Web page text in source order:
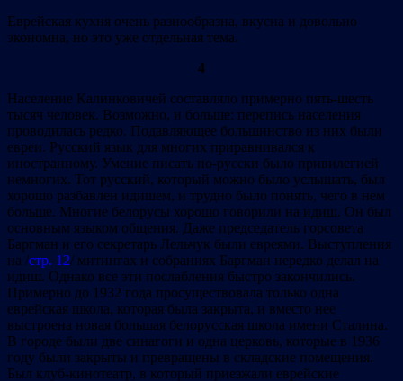
Еврейская кухня очень разнообразна, вкусна и довольно
экономна, но это уже отдельная тема.
4
Население Калинковичей составляло примерно пять-шесть
тысяч человек. Возможно, и больше: перепись населения
проводилась редко. Подавляющее большинство из них были
евреи. Русский язык для многих приравнивался к
иностранному. Умение писать по-русски было привилегией
немногих. Тот русский, который можно было услышать, был
хорошо разбавлен идишем, и трудно было понять, чего в нем
больше. Многие белорусы хорошо говорили на идиш. Он был
основным языком общения. Даже председатель горсовета
Баргман и его секретарь Лельчук были евреями. Выступления
на /стр. 12/ митингах и собраниях Баргман нередко делал на
идиш. Однако все эти послабления быстро закончились.
Примерно до 1932 года просуществовала только одна
еврейская школа, которая была закрыта, и вместо нее
выстроена новая большая белорусская школа имени Сталина.
В городе были две синагоги и одна церковь, которые в 1936
году были закрыты и превращены в складские помещения.
Был клуб-кинотеатр, в который приезжали еврейские